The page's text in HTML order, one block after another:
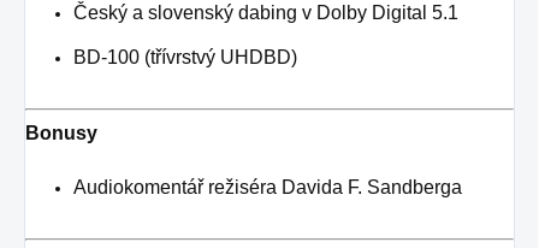
Český a slovenský dabing v Dolby Digital 5.1
BD-100 (třívrstvý UHDBD)
Bonusy
Audiokomentář režiséra Davida F. Sandberga